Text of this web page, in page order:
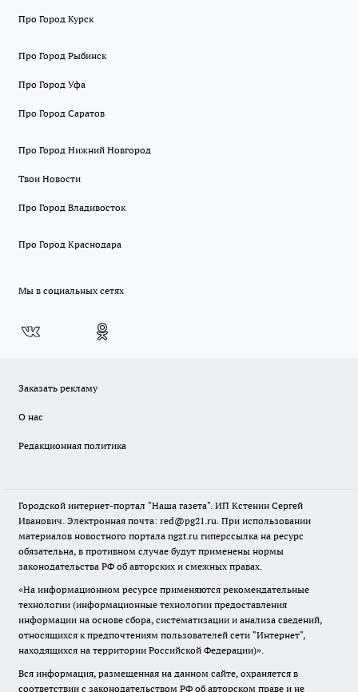
Про Город Курск
Про Город Рыбинск
Про Город Уфа
Про Город Саратов
Про Город Нижний Новгород
Твои Новости
Про Город Владивосток
Про Город Краснодара
Мы в социальных сетях
Заказать рекламу
О нас
Редакционная политика
Городской интернет-портал "Наша газета". ИП Кстенин Сергей
Иванович. Электронная почта: red@pg21.ru. При использовании
материалов новостного портала ngzt.ru гиперссылка на ресурс
обязательна, в противном случае будут применены нормы
законодательства РФ об авторских и смежных правах.
«На информационном ресурсе применяются рекомендательные
технологии (информационные технологии предоставления
информации на основе сбора, систематизации и анализа сведений,
относящихся к предпочтениям пользователей сети "Интернет",
находящихся на территории Российской Федерации)».
Вся информация, размещенная на данном сайте, охраняется в
соответствии с законодательством РФ об авторском праве и не